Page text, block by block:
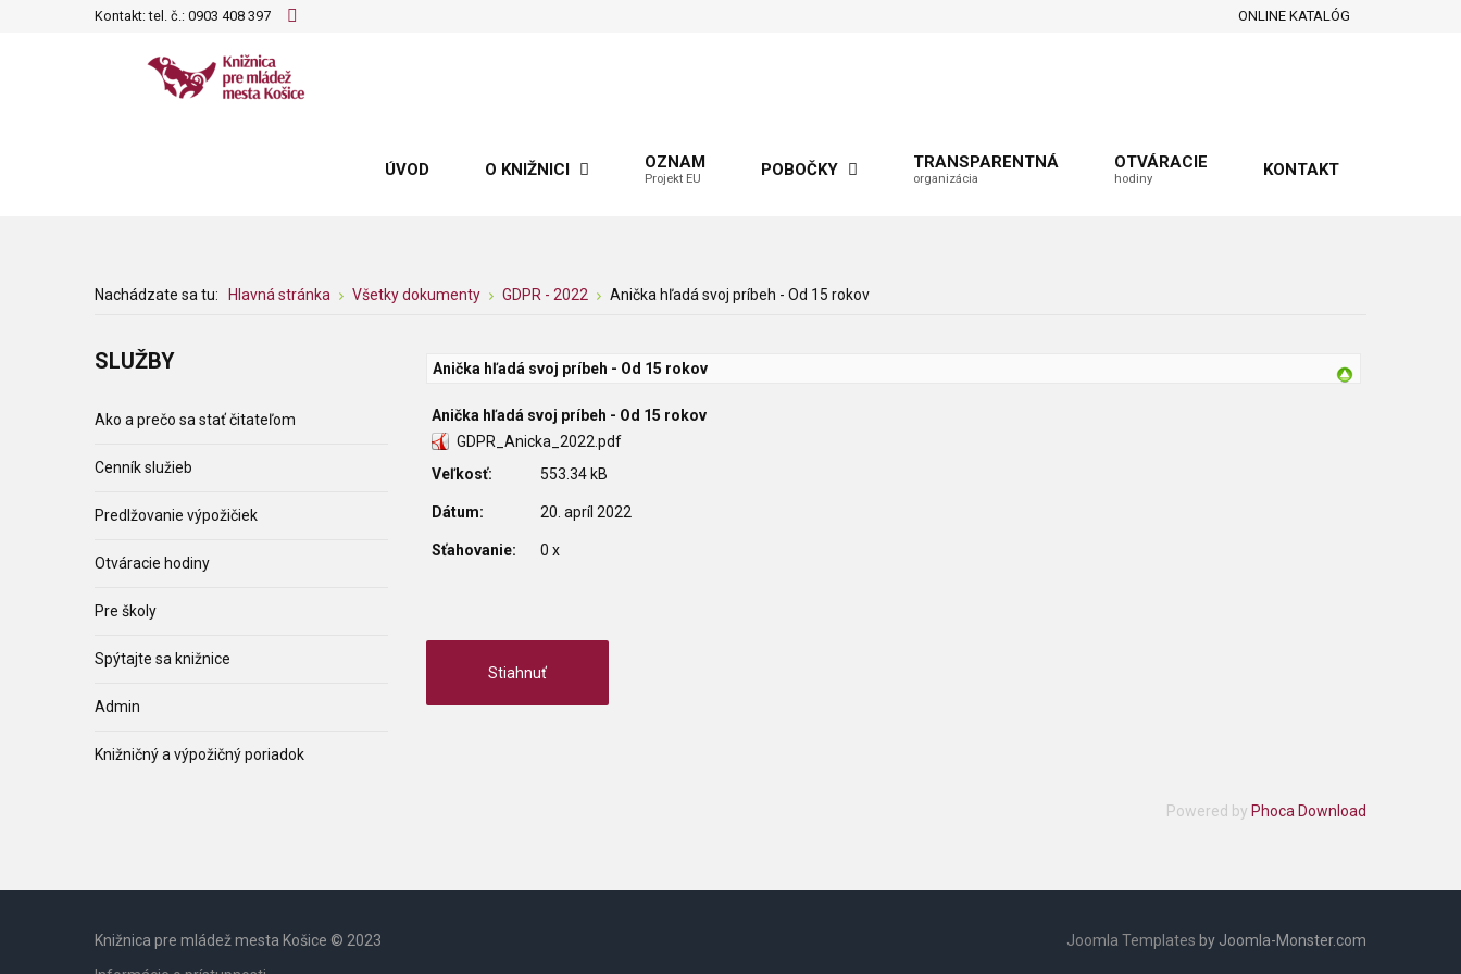
Kontakt: tel. č.: 0903 408 397 ONLINE KATALÓG
ÚVOD O KNIŽNICI OZNAM
Projekt EU POBOČKY TRANSPARENTNÁ
organizácia
OTVÁRACIE
hodiny KONTAKT
Nachádzate sa tu: Hlavná stránka Všetky dokumenty GDPR - 2022 Anička hľadá svoj príbeh - Od 15 rokov
Anička hľadá svoj príbeh - Od 15 rokov
Anička hľadá svoj príbeh - Od 15 rokov
GDPR_Anicka_2022.pdf
Veľkosť:
553.34 kB
Dátum: 20. apríl 2022
Sťahovanie: 0 x
Powered by Phoca Download
SLUŽBY
Ako a prečo sa stať čitateľom
Cenník služieb
Predlžovanie výpožičiek
Otváracie hodiny
Pre školy
Spýtajte sa knižnice
Admin
Knižničný a výpožičný poriadok
Knižnica pre mládež mesta Košice © 2023
Joomla Templates by Joomla-Monster.com